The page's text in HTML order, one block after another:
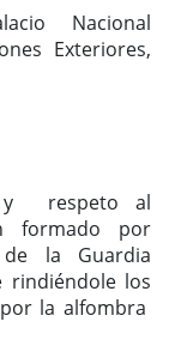
Nacional
Exteriores,
y respeto al
formado por
la Guardia
rindiéndole los
la alfombra